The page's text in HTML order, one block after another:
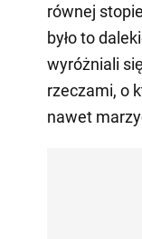
równej
było to
wyróżniali
rzeczami, o
nawet